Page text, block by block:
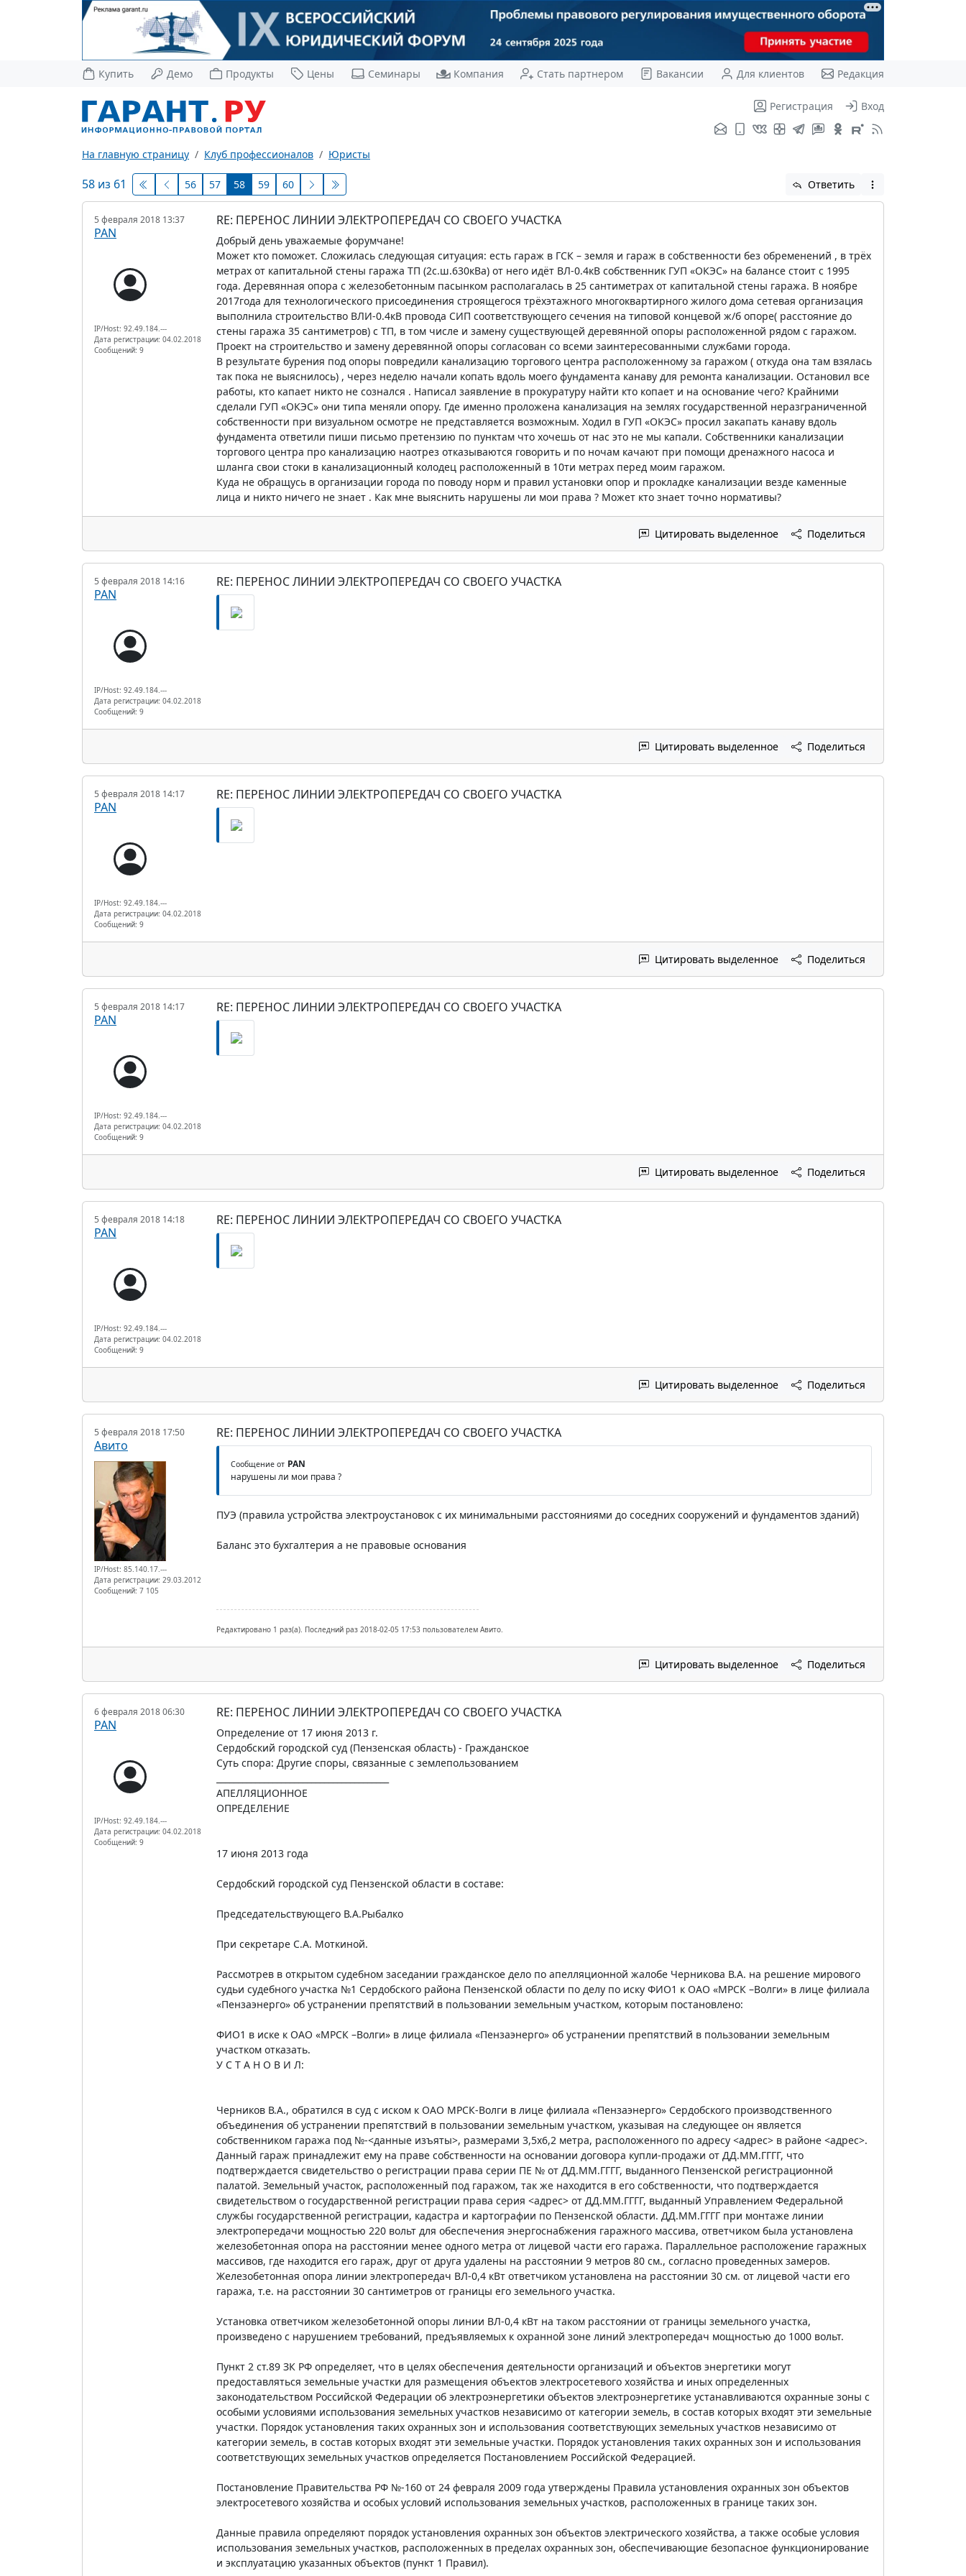
Купить Демо Продукты Цены Семинары Компания Стать партнером Вакансии Для клиентов Редакция
Регистрация Вход
На главную страницу Клуб профессионалов Юристы
58 из 61 56 57 58 59 60 Ответить
5 февраля 2018 13:37
PAN
IP/Host: 92.49.184.---
Дата регистрации: 04.02.2018
Сообщений: 9
RE: ПЕРЕНОС ЛИНИИ ЭЛЕКТРОПЕРЕДАЧ СО СВОЕГО УЧАСТКА
Добрый день уважаемые форумчане!
Может кто поможет. Сложилась следующая ситуация: есть гараж в ГСК – земля и гараж в собственности без обременений , в трёх
метрах от капитальной стены гаража ТП (2с.ш.630кВа) от него идёт ВЛ-0.4кВ собственник ГУП «ОКЭС» на балансе стоит с 1995
года. Деревянная опора с железобетонным пасынком располагалась в 25 сантиметрах от капитальной стены гаража. В ноябре
2017года для технологического присоединения строящегося трёхэтажного многоквартирного жилого дома сетевая организация
выполнила строительство ВЛИ-0.4кВ провода СИП соответствующего сечения на типовой концевой ж/б опоре( расстояние до
стены гаража 35 сантиметров) с ТП, в том числе и замену существующей деревянной опоры расположенной рядом с гаражом.
Проект на строительство и замену деревянной опоры согласован со всеми заинтересованными службами города.
В результате бурения под опоры повредили канализацию торгового центра расположенному за гаражом ( откуда она там взялась
так пока не выяснилось) , через неделю начали копать вдоль моего фундамента канаву для ремонта канализации. Остановил все
работы, кто капает никто не сознался . Написал заявление в прокуратуру найти кто копает и на основание чего? Крайними
сделали ГУП «ОКЭС» они типа меняли опору. Где именно проложена канализация на землях государственной неразграниченной
собственности при визуальном осмотре не представляется возможным. Ходил в ГУП «ОКЭС» просил закапать канаву вдоль
фундамента ответили пиши письмо претензию по пунктам что хочешь от нас это не мы капали. Собственники канализации
торгового центра про канализацию наотрез отказываются говорить и по ночам качают при помощи дренажного насоса и
шланга свои стоки в канализационный колодец расположенный в 10ти метрах перед моим гаражом.
Куда не обращусь в организации города по поводу норм и правил установки опор и прокладке канализации везде каменные
лица и никто ничего не знает . Как мне выяснить нарушены ли мои права ? Может кто знает точно нормативы?
Цитировать выделенное Поделиться
5 февраля 2018 14:16
PAN
IP/Host: 92.49.184.---
Дата регистрации: 04.02.2018
Сообщений: 9
RE: ПЕРЕНОС ЛИНИИ ЭЛЕКТРОПЕРЕДАЧ СО СВОЕГО УЧАСТКА
Цитировать выделенное Поделиться
5 февраля 2018 14:17
PAN
IP/Host: 92.49.184.---
Дата регистрации: 04.02.2018
Сообщений: 9
RE: ПЕРЕНОС ЛИНИИ ЭЛЕКТРОПЕРЕДАЧ СО СВОЕГО УЧАСТКА
Цитировать выделенное Поделиться
5 февраля 2018 14:17
PAN
IP/Host: 92.49.184.---
Дата регистрации: 04.02.2018
Сообщений: 9
RE: ПЕРЕНОС ЛИНИИ ЭЛЕКТРОПЕРЕДАЧ СО СВОЕГО УЧАСТКА
Цитировать выделенное Поделиться
5 февраля 2018 14:18
PAN
IP/Host: 92.49.184.---
Дата регистрации: 04.02.2018
Сообщений: 9
RE: ПЕРЕНОС ЛИНИИ ЭЛЕКТРОПЕРЕДАЧ СО СВОЕГО УЧАСТКА
Цитировать выделенное Поделиться
5 февраля 2018 17:50
Авито
IP/Host: 85.140.17.---
Дата регистрации: 29.03.2012
Сообщений: 7 105
RE: ПЕРЕНОС ЛИНИИ ЭЛЕКТРОПЕРЕДАЧ СО СВОЕГО УЧАСТКА
Сообщение от PAN
нарушены ли мои права ?
ПУЭ (правила устройства электроустановок с их минимальными расстояниями до соседних сооружений и фундаментов зданий)
Баланс это бухгалтерия а не правовые основания
Редактировано 1 раз(а). Последний раз 2018-02-05 17:53 пользователем Авито.
Цитировать выделенное Поделиться
6 февраля 2018 06:30
PAN
IP/Host: 92.49.184.---
Дата регистрации: 04.02.2018
Сообщений: 9
RE: ПЕРЕНОС ЛИНИИ ЭЛЕКТРОПЕРЕДАЧ СО СВОЕГО УЧАСТКА
Определение от 17 июня 2013 г.
Сердобский городской суд (Пензенская область) - Гражданское
Суть спора: Другие споры, связанные с землепользованием
АПЕЛЛЯЦИОННОЕ
ОПРЕДЕЛЕНИЕ
17 июня 2013 года
Сердобский городской суд Пензенской области в составе:
Председательствующего В.А.Рыбалко
При секретаре С.А. Моткиной.
Рассмотрев в открытом судебном заседании гражданское дело по апелляционной жалобе Черникова В.А. на решение мирового
судьи судебного участка №1 Сердобского района Пензенской области по делу по иску ФИО1 к ОАО «МРСК –Волги» в лице филиала
«Пензаэнерго» об устранении препятствий в пользовании земельным участком, которым постановлено:
ФИО1 в иске к ОАО «МРСК –Волги» в лице филиала «Пензаэнерго» об устранении препятствий в пользовании земельным
участком отказать.
У С Т А Н О В И Л:
Черников В.А., обратился в суд с иском к ОАО МРСК-Волги в лице филиала «Пензаэнерго» Сердобского производственного
объединения об устранении препятствий в пользовании земельным участком, указывая на следующее он является
собственником гаража под №-<данные изъяты>, размерами 3,5х6,2 метра, расположенного по адресу <адрес> в районе <адрес>.
Данный гараж принадлежит ему на праве собственности на основании договора купли-продажи от ДД.ММ.ГГГГ, что
подтверждается свидетельство о регистрации права серии ПЕ № от ДД.ММ.ГГГГ, выданного Пензенской регистрационной
палатой. Земельный участок, расположенный под гаражом, так же находится в его собственности, что подтверждается
свидетельством о государственной регистрации права серия <адрес> от ДД.ММ.ГГГГ, выданный Управлением Федеральной
службы государственной регистрации, кадастра и картографии по Пензенской области. ДД.ММ.ГГГГ при монтаже линии
электропередачи мощностью 220 вольт для обеспечения энергоснабжения гаражного массива, ответчиком была установлена
железобетонная опора на расстоянии менее одного метра от лицевой части его гаража. Параллельное расположение гаражных
массивов, где находится его гараж, друг от друга удалены на расстоянии 9 метров 80 см., согласно проведенных замеров.
Железобетонная опора линии электропередач ВЛ-0,4 кВт ответчиком установлена на расстоянии 30 см. от лицевой части его
гаража, т.е. на расстоянии 30 сантиметров от границы его земельного участка.
Установка ответчиком железобетонной опоры линии ВЛ-0,4 кВт на таком расстоянии от границы земельного участка,
произведено с нарушением требований, предъявляемых к охранной зоне линий электропередач мощностью до 1000 вольт.
Пункт 2 ст.89 ЗК РФ определяет, что в целях обеспечения деятельности организаций и объектов энергетики могут
предоставляться земельные участки для размещения объектов электросетевого хозяйства и иных определенных
законодательством Российской Федерации об электроэнергетики объектов электроэнергетике устанавливаются охранные зоны с
особыми условиями использования земельных участков независимо от категории земель, в состав которых входят эти земельные
участки. Порядок установления таких охранных зон и использования соответствующих земельных участков независимо от
категории земель, в состав которых входят эти земельные участки. Порядок установления таких охранных зон и использования
соответствующих земельных участков определяется Постановлением Российской Федерацией.
Постановление Правительства РФ №-160 от 24 февраля 2009 года утверждены Правила установления охранных зон объектов
электросетевого хозяйства и особых условий использования земельных участков, расположенных в границе таких зон.
Данные правила определяют порядок установления охранных зон объектов электрического хозяйства, а также особые условия
использования земельных участков, расположенных в пределах охранных зон, обеспечивающие безопасное функционирование
и эксплуатацию указанных объектов (пункт 1 Правил).